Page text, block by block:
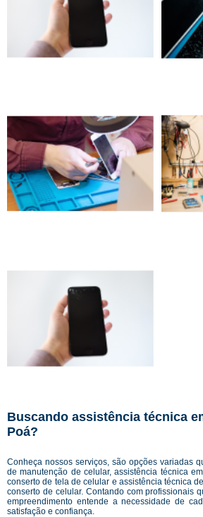
Buscando assistência técnica
Poá?
Conheça nossos serviços, são opções variadas
de manutenção de celular, assistência técnica
conserto de tela de celular e assistência técnica
conserto de celular. Contando com profissionais
empreendimento entende a necessidade de
satisfação e confiança.